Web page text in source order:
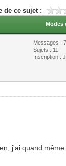
de ce sujet :
Modes
Messages :
Sujets : 11
Inscription :
j'ai quand même